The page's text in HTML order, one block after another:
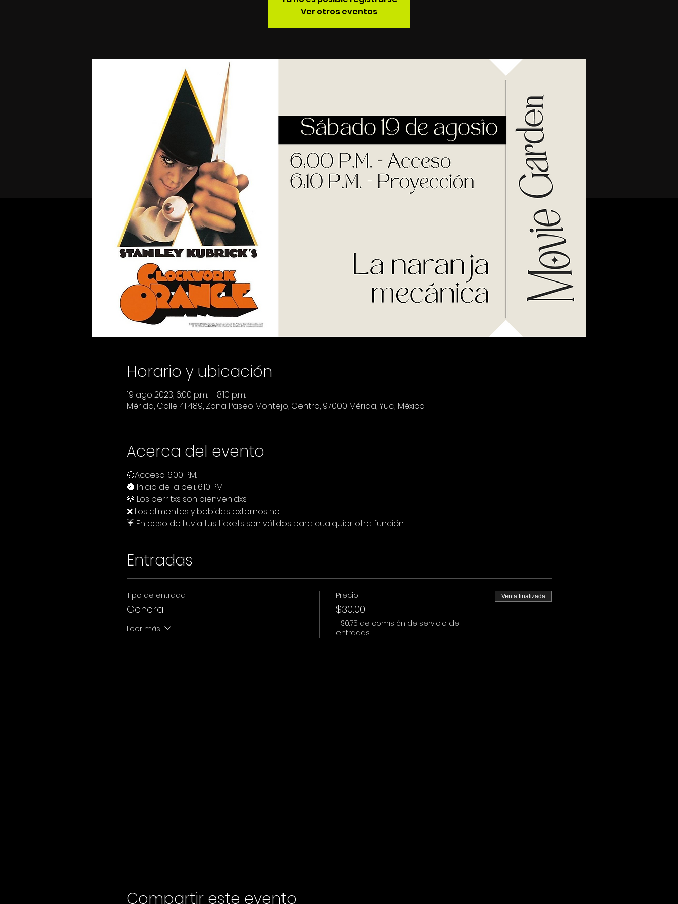
Ver otros eventos
Horario y ubicación
19 ago 2023, 6:00 p.m. – 8:10 p.m.
Mérida, Calle 41 489, Zona Paseo Montejo, Centro, 97000 Mérida, Yuc., México
Acerca del evento
🌝Acceso: 6:00 P.M.
🌚 Inicio de la peli: 6:10 PM
🐶 Los perritxs son bienvenidxs.
❌ Los alimentos y bebidas externos no.
☔ En caso de lluvia tus tickets son válidos para cualquier otra función.
Entradas
Tipo de entrada
General
Leer más
Precio
$30.00
+$0.75 de comisión de servicio de
entradas
Venta finalizada
Compartir este evento